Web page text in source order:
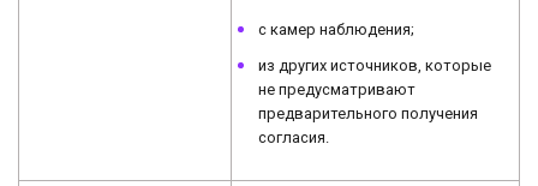
с камер наблюдения;
из других источников, которые
не предусматривают
предварительного получения
согласия.